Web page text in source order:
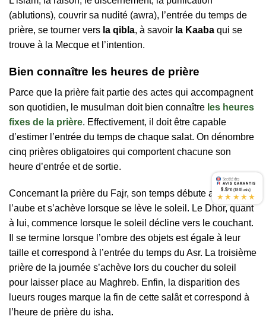
(ablutions), couvrir sa nudité (awra), l’entrée du temps de
prière, se tourner vers la qibla, à savoir la Kaaba qui se
trouve à la Mecque et l’intention.
Bien connaître les heures de prière
Parce que la prière fait partie des actes qui accompagnent
son quotidien, le musulman doit bien connaître les heures
fixes de la prière. Effectivement, il doit être capable
d’estimer l’entrée du temps de chaque salat. On dénombre
cinq prières obligatoires qui comportent chacune son
heure d’entrée et de sortie.
Concernant la prière du Fajr, son temps débute au lever de
l’aube et s’achève lorsque se lève le soleil. Le Dhor, quant
à lui, commence lorsque le soleil décline vers le couchant.
Il se termine lorsque l’ombre des objets est égale à leur
taille et correspond à l’entrée du temps du Asr. La troisième
prière de la journée s’achève lors du coucher du soleil
pour laisser place au Maghreb. Enfin, la disparition des
lueurs rouges marque la fin de cette salât et correspond à
l’heure de prière du isha.
9.9/10 (1845 avis)
★★★★★